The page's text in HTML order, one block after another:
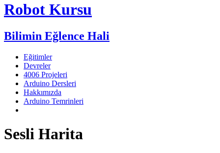
Robot Kursu
Bilimin Eğlence Hali
Eğitimler
Devreler
4006 Projeleri
Arduino Dersleri
Hakkımızda
Arduino Temrinleri
Sesli Harita